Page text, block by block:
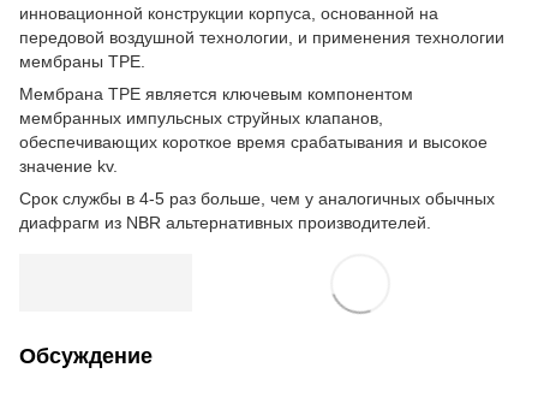
инновационной конструкции корпуса, основанной на
передовой воздушной технологии, и применения технологии
мембраны TPE.
Мембрана TPE является ключевым компонентом
мембранных импульсных струйных клапанов,
обеспечивающих короткое время срабатывания и высокое
значение kv.
Срок службы в 4-5 раз больше, чем у аналогичных обычных
диафрагм из NBR альтернативных производителей.
Обсуждение